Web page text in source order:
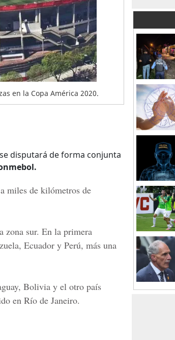
en la Copa América 2020.
se disputará de forma conjunta
miles de kilómetros de
zona sur. En la primera
Ecuador y Perú, más una
Bolivia y el otro país
en Río de Janeiro.